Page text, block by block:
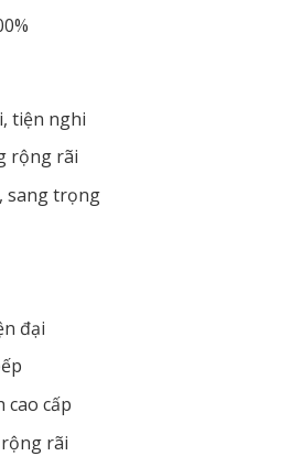
tiện nghi
rộng rãi
sang trọng
đại
cao cấp
rãi